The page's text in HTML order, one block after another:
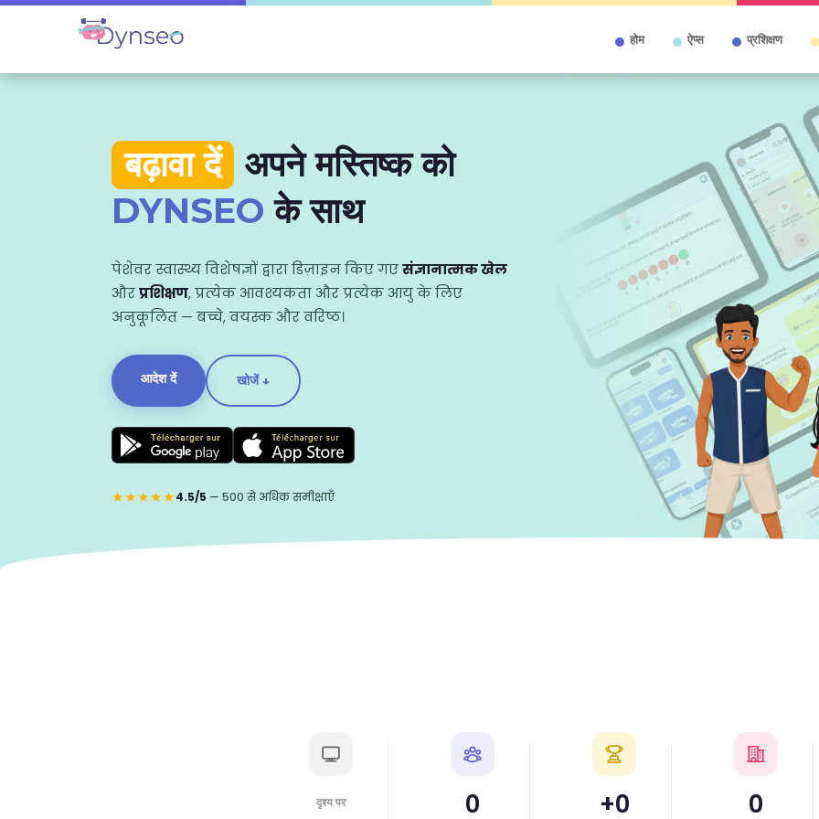
होम ऐप्स प्रशिक्षण
बढ़ावा दें अपने मस्तिष्क को
DYNSEO के साथ
पेशेवर स्वास्थ्य विशेषज्ञों द्वारा डिज़ाइन किए गएसंज्ञानात्मक खेल
औरप्रशिक्षण, प्रत्येक आवश्यकता और प्रत्येक आयु के लिए
अनुकूलित — बच्चे, वयस्क और वरिष्ठ।
आदेश दें खोजें ↓
★★★★★4.5/5 — 500 से अधिक समीक्षाएँ
दृश्य पर 0 +0 0